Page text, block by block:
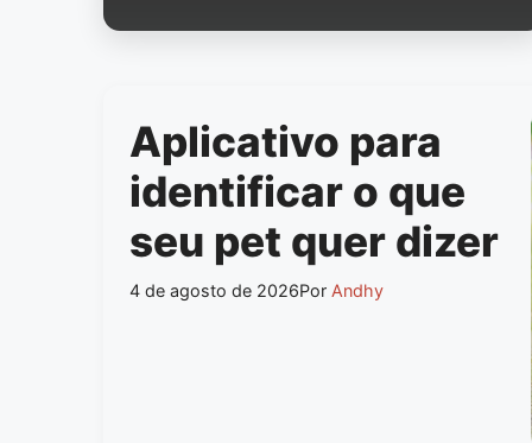
Aplicativo para
identificar o que
seu pet quer dizer
4 de agosto de 2026Por Andhy